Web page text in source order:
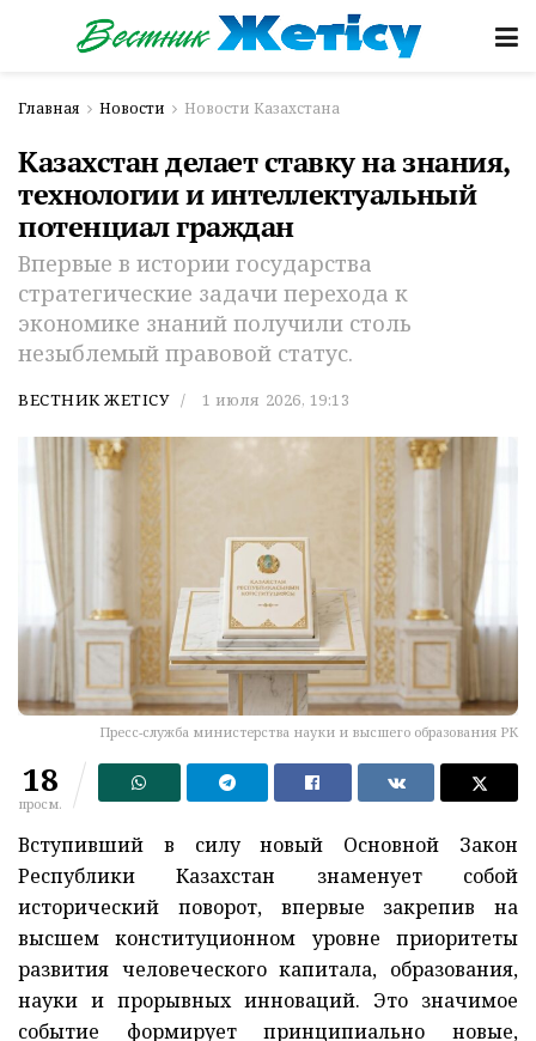
Главная Новости Новости Казахстана
Казахстан делает ставку на знания,
технологии и интеллектуальный
потенциал граждан
Впервые в истории государства
стратегические задачи перехода к
экономике знаний получили столь
незыблемый правовой статус.
ВЕСТНИК ЖЕТІСУ 1 июля 2026, 19:13
Пресс-служба министерства науки и высшего образования РК
18
просм.
Вступивший в силу новый Основной Закон
Республики Казахстан знаменует собой
исторический поворот, впервые закрепив на
высшем конституционном уровне приоритеты
развития человеческого капитала, образования,
науки и прорывных инноваций. Это значимое
событие формирует принципиально новые,